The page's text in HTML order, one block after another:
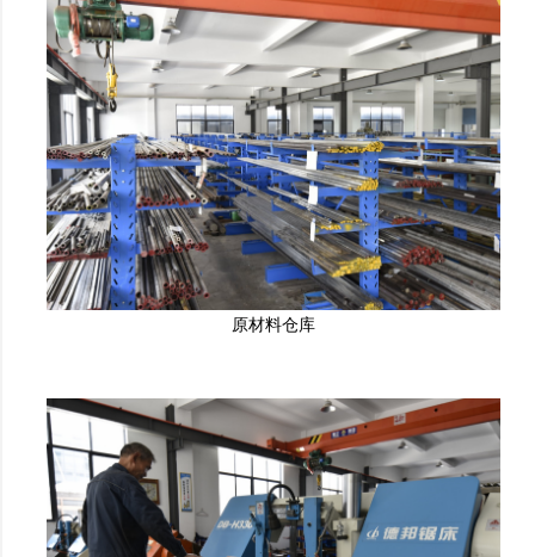
原材料仓库